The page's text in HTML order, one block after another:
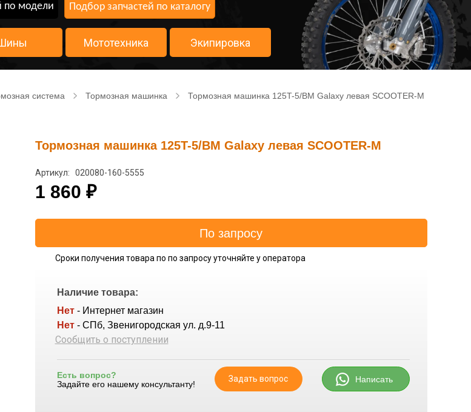
по модели Подбор запчастей по каталогу
Мототехника Экипировка
система Тормозная машинка Тормозная машинка 125T-5/BM Galaxy левая SCOOTER-M
Тормозная машинка 125T-5/BM Galaxy левая SCOOTER-M
Артикул: 020080-160-5555
1 860 ₽
Сроки получения товара по по запросу уточняйте у оператора
Наличие товара:
Нет - Интернет магазин
Нет - СПб, Звенигородская ул. д.9-11
Сообщить о поступлении
Есть вопрос?
Задайте его нашему консультанту!
Задать вопрос Написать